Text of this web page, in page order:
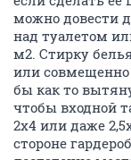
можно довести
над туалетом
м2. Стирку
или
бы как то
чтобы входной
2х4 или даже
стороне